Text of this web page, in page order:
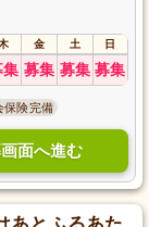
金 土 日
集 募集 募集 募集
保険完備
面へ進む